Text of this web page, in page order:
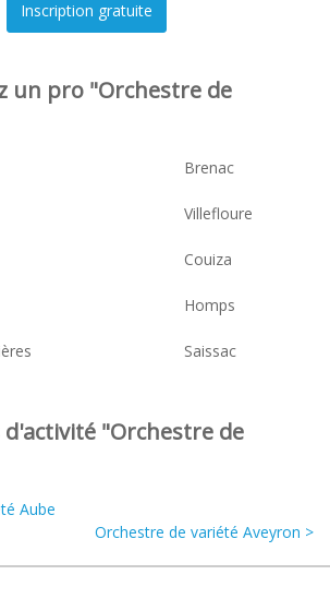
un pro "Orchestre de
Brenac
Villefloure
Couiza
Homps
Saissac
d'activité "Orchestre de
Aube
Orchestre de variété Aveyron >